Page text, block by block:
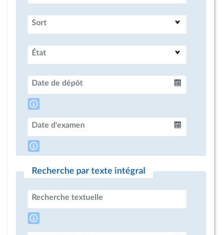
Sort
État
Date de dépôt
Date d'examen
Recherche par texte intégral
Recherche textuelle